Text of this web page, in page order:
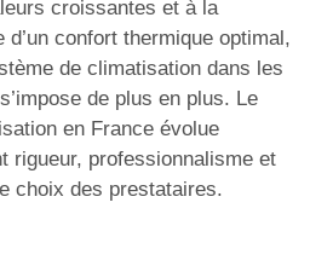
croissantes et à la
confort thermique optimal,
de climatisation dans les
de plus en plus. Le
en France évolue
rigueur, professionnalisme et
choix des prestataires.